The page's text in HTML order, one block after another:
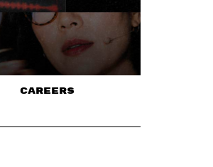
CAREERS